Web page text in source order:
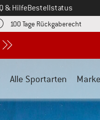
& HilfeBestellstatus
in einer Infobox
100 Tage Rückgaberecht
Alle Sportarten